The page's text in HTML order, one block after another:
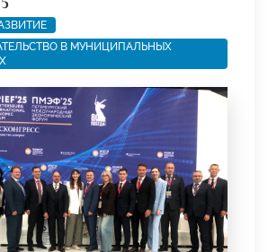
В МУНИЦИПАЛЬНЫХ